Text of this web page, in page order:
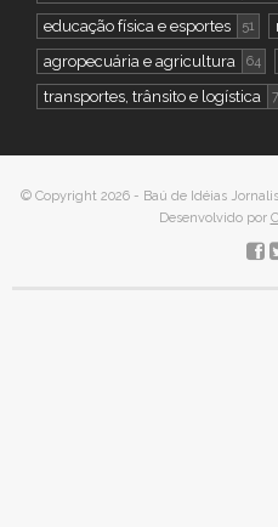
educação física e esportes 51
agropecuária e agricultura
64
transportes, trânsito e logística
© Copyright 2026 - Baú de Idéias
Desenvolvido por